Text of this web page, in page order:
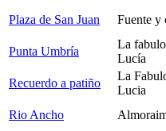
Plaza de San Juan
Fuente y
Punta Umbría
La
Lucía
Recuerdo a patiño
La
Lucia
Rio Ancho